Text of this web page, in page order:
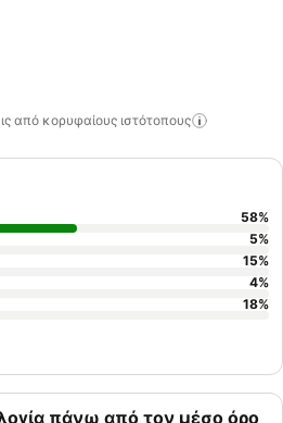
από κορυφαίους ιστότοπους
πάνω από τον μέσο όρο
58%
5%
15%
4%
18%